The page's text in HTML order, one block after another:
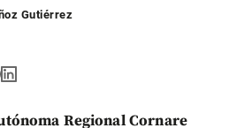
Gutiérrez
Regional Cornare